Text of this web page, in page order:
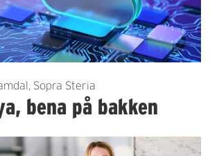
Sopra Steria
bena på bakken